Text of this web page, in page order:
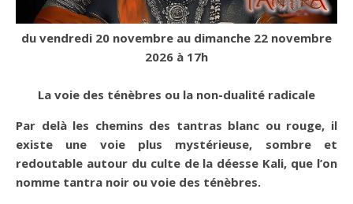
du vendredi 20 novembre au dimanche 22 novembre
2026 à 17h
La voie des ténèbres ou la non-dualité radicale
Par delà les chemins des tantras blanc ou rouge, il
existe une voie plus mystérieuse, sombre et
redoutable autour du culte de la déesse Kali, que l’on
nomme tantra noir ou voie des ténèbres.